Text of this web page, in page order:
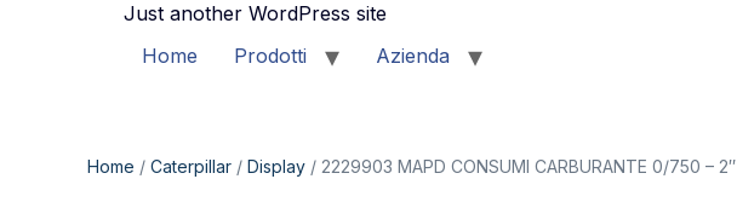
Just another WordPress site
Home
Prodotti Azienda
Home / Caterpillar / Display / 2229903 MAPD CONSUMI CARBURANTE 0/750 – 2″